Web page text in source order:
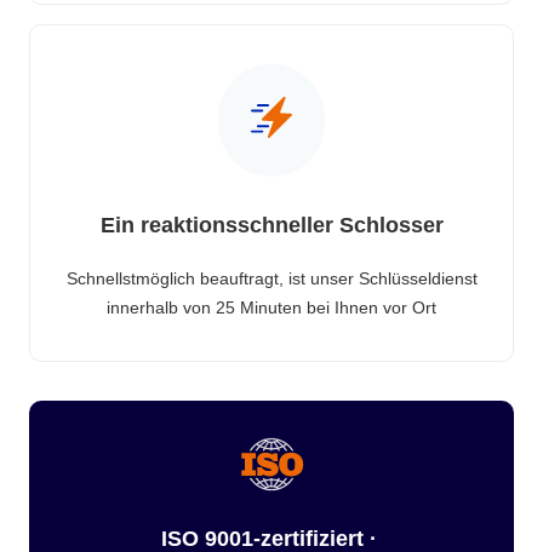
Ein reaktionsschneller Schlosser
Schnellstmöglich beauftragt, ist unser Schlüsseldienst
innerhalb von 25 Minuten bei Ihnen vor Ort
ISO 9001-zertifiziert ·